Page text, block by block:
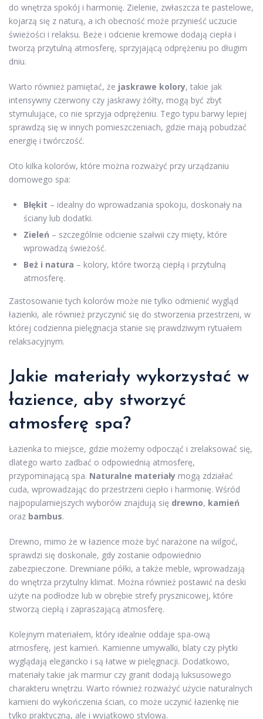
do wnętrza spokój i harmonię. Zielenie, zwłaszcza te pastelowe,
kojarzą się z naturą, a ich obecność może przynieść uczucie
świeżości i relaksu. Beże i odcienie kremowe dodają ciepła i
tworzą przytulną atmosferę, sprzyjającą odprężeniu po długim
dniu.
Warto również pamiętać, że jaskrawe kolory, takie jak
intensywny czerwony czy jaskrawy żółty, mogą być zbyt
stymulujące, co nie sprzyja odprężeniu. Tego typu barwy lepiej
sprawdzą się w innych pomieszczeniach, gdzie mają pobudzać
energię i twórczość.
Oto kilka kolorów, które można rozważyć przy urządzaniu
domowego spa:
Błękit – idealny do wprowadzania spokoju, doskonały na
ściany lub dodatki.
Zieleń – szczególnie odcienie szałwii czy mięty, które
wprowadzą świeżość.
Beż i natura – kolory, które tworzą ciepłą i przytulną
atmosferę.
Zastosowanie tych kolorów może nie tylko odmienić wygląd
łazienki, ale również przyczynić się do stworzenia przestrzeni, w
której codzienna pielęgnacja stanie się prawdziwym rytuałem
relaksacyjnym.
Jakie materiały wykorzystać w
łazience, aby stworzyć
atmosferę spa?
Łazienka to miejsce, gdzie możemy odpocząć i zrelaksować się,
dlatego warto zadbać o odpowiednią atmosferę,
przypominającą spa. Naturalne materiały mogą zdziałać
cuda, wprowadzając do przestrzeni ciepło i harmonię. Wśród
najpopularniejszych wyborów znajdują się drewno, kamień
oraz bambus.
Drewno, mimo że w łazience może być narażone na wilgoć,
sprawdzi się doskonale, gdy zostanie odpowiednio
zabezpieczone. Drewniane półki, a także meble, wprowadzają
do wnętrza przytulny klimat. Można również postawić na deski
użyte na podłodze lub w obrębie strefy prysznicowej, które
stworzą ciepłą i zapraszającą atmosferę.
Kolejnym materiałem, który idealnie oddaje spa-ową
atmosferę, jest kamień. Kamienne umywalki, blaty czy płytki
wyglądają elegancko i są łatwe w pielęgnacji. Dodatkowo,
materiały takie jak marmur czy granit dodają luksusowego
charakteru wnętrzu. Warto również rozważyć użycie naturalnych
kamieni do wykończenia ścian, co może uczynić łazienkę nie
tylko praktyczną, ale i wyjątkowo stylową.